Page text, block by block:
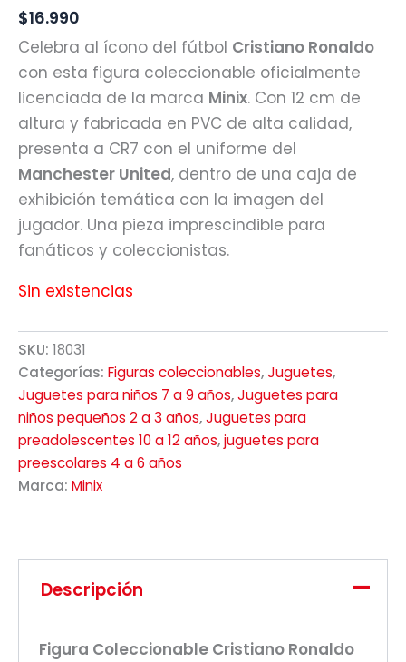
$16.990
Celebra al ícono del fútbol Cristiano Ronaldo
con esta figura coleccionable oficialmente
licenciada de la marca Minix. Con 12 cm de
altura y fabricada en PVC de alta calidad,
presenta a CR7 con el uniforme del
Manchester United, dentro de una caja de
exhibición temática con la imagen del
jugador. Una pieza imprescindible para
fanáticos y coleccionistas.
Sin existencias
SKU: 18031
Categorías: Figuras coleccionables,Juguetes,
Juguetes para niños 7 a 9 años,Juguetes para
niños pequeños 2 a 3 años,Juguetes para
preadolescentes 10 a 12 años,juguetes para
preescolares 4 a 6 años
Marca: Minix
Descripción
Figura Coleccionable Cristiano Ronaldo